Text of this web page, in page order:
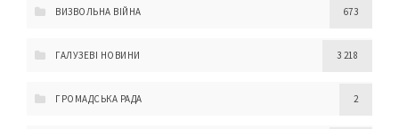
ВИЗВОЛЬНА ВІЙНА 673
ГАЛУЗЕВІ НОВИНИ 3 218
ГРОМАДСЬКА РАДА 2